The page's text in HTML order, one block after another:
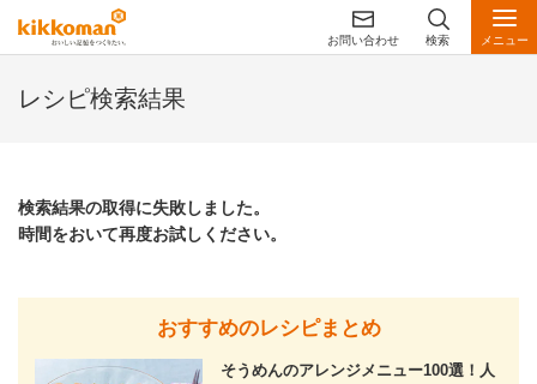
お問い合わせ 検索 メニュー
レシピ検索結果
検索結果の取得に失敗しました。
時間をおいて再度お試しください。
おすすめのレシピまとめ
そうめんのアレンジメニュー100選！人